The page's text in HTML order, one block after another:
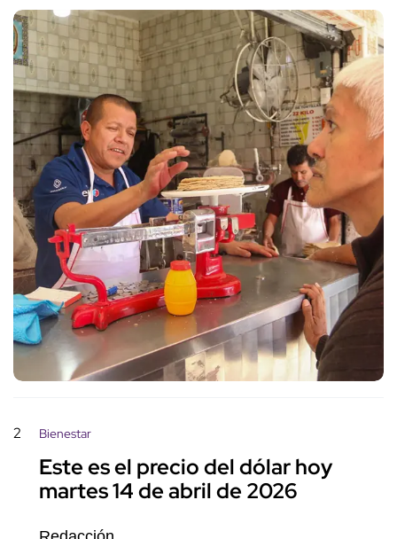
2 Bienestar
Este es el precio del dólar hoy
martes 14 de abril de 2026